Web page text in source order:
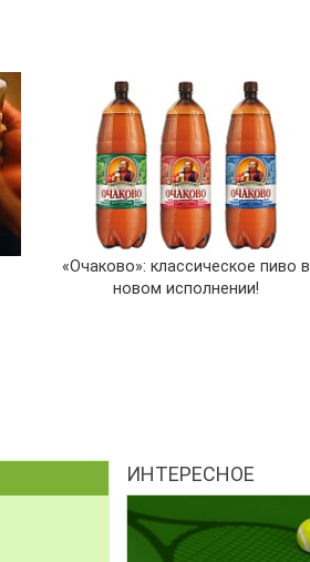
«Очаково»: классическое пиво в
новом исполнении!
ИНТЕРЕСНОЕ